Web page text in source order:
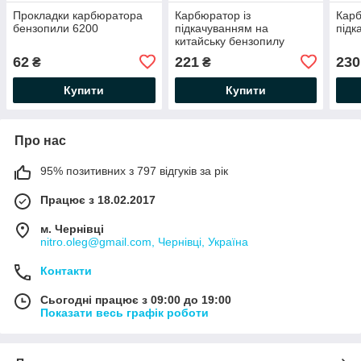
Прокладки карбюратора
бензопили 6200
62 ₴
Купити
Карбюратор із
підкачуванням на
китайську бензопилу
221₴
Купити
230
Про нас
95% позитивних з 797 відгуків за рік
Працює з 18.02.2017
м. Чернівці
nitro.oleg@gmail.com, Чернівці, Україна
Контакти
Сьогодні працює з 09:00 до 19:00
Показати весь графік роботи